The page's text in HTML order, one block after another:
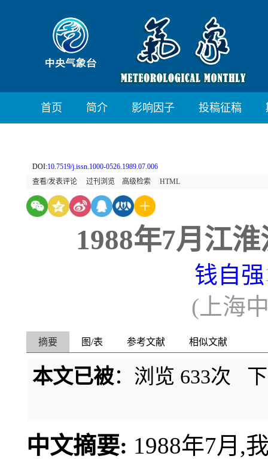
首页 简介 影响因子 投稿征稿
DOI:10.7519/j.issn.1000-0526.1989.07.006
查看/发表评论
过刊浏览 高级检索 HTML
1988年7月江
钱自强
(上海
摘要 图/表 参考文献 相似文献
本文已被：浏览 633次
中文摘要: 1988年7月,